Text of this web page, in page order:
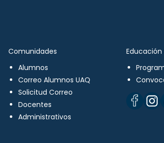
Comunidades
Alumnos
Correo Alumnos UAQ
Solicitud Correo
Docentes
Administrativos